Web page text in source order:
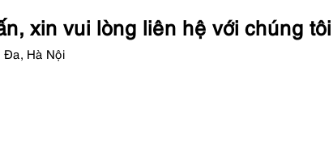
xin vui lòng liên hệ với chúng
Hà Nội